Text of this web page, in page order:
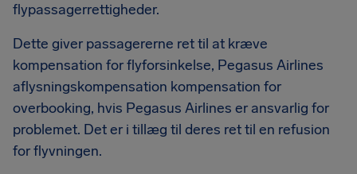
flypassagerrettigheder.
Dette giver passagererne ret til at kræve
kompensation for flyforsinkelse, Pegasus Airlines
aflysningskompensation kompensation for
overbooking, hvis Pegasus Airlines er ansvarlig for
problemet. Det er i tillæg til deres ret til en refusion
for flyvningen.